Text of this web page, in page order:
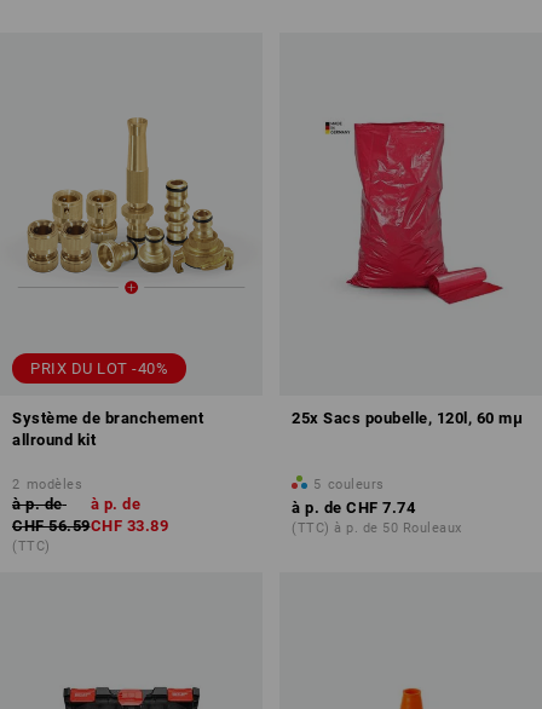
PRIX DU LOT -40%
Système de branchement
allround kit
2 modèles
à p. de
CHF 56.59
à p. de
CHF 33.89
(TTC)
25x Sacs poubelle, 120l, 60 mμ
5 couleurs
à p. de CHF 7.74
(TTC) à p. de 50 Rouleaux